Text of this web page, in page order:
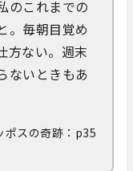
のこれまでの
。毎朝目覚め
方ない。週末
ないときもあ
ポスの奇跡：p35